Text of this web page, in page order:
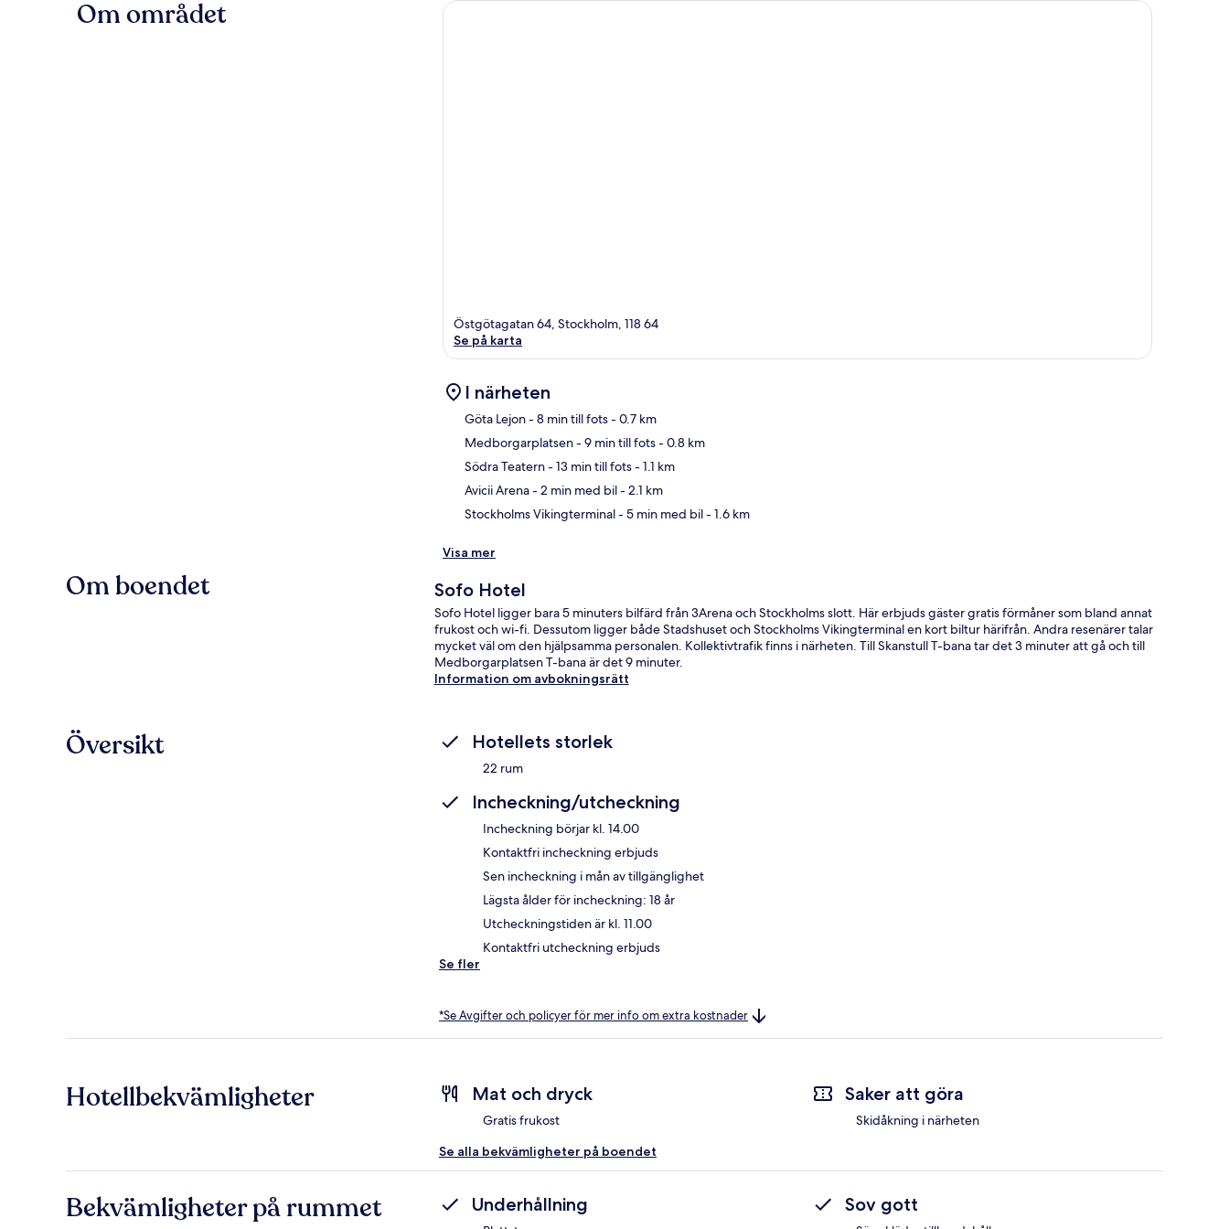
Om området
Östgötagatan 64, Stockholm, 118 64
Se på karta
I närheten
Göta Lejon- 8 min till fots- 0.7 km
Medborgarplatsen- 9 min till fots- 0.8 km
Södra Teatern- 13 min till fots- 1.1 km
Avicii Arena- 2 min med bil- 2.1 km
Stockholms Vikingterminal- 5 min med bil- 1.6 km
Visa mer
Om boendet Sofo Hotel
Sofo Hotel ligger bara 5 minuters bilfärd från 3Arena och Stockholms slott. Här erbjuds gäster gratis förmåner som bland annat
frukost och wi-fi. Dessutom ligger både Stadshuset och Stockholms Vikingterminal en kort biltur härifrån. Andra resenärer talar
mycket väl om den hjälpsamma personalen. Kollektivtrafik finns i närheten. Till Skanstull T-bana tar det 3 minuter att gå och till
Medborgarplatsen T-bana är det 9 minuter.
Information om avbokningsrätt
Översikt Hotellets storlek
22 rum
Incheckning/utcheckning
Incheckning börjar kl. 14.00
Kontaktfri incheckning erbjuds
Sen incheckning i mån av tillgänglighet
Lägsta ålder för incheckning: 18 år
Utcheckningstiden är kl. 11.00
Kontaktfri utcheckning erbjuds
Se fler
*Se Avgifter och policyer för mer info om extra kostnader
Hotellbekvämligheter Mat och dryck
Gratis frukost
Saker att göra
Skidåkning i närheten
Se alla bekvämligheter på boendet
Bekvämligheter på rummet Underhållning Sov gott